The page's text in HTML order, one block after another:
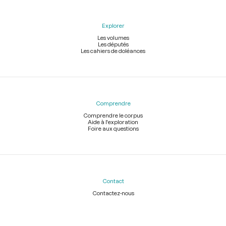
Explorer
Les volumes
Les députés
Les cahiers de doléances
Comprendre
Comprendre le corpus
Aide à l'exploration
Foire aux questions
Contact
Contactez-nous